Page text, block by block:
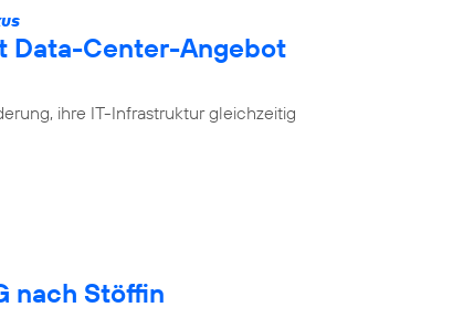
Data-Center-Angebot
ihre IT-Infrastruktur gleichzeitig
nach Stöffin